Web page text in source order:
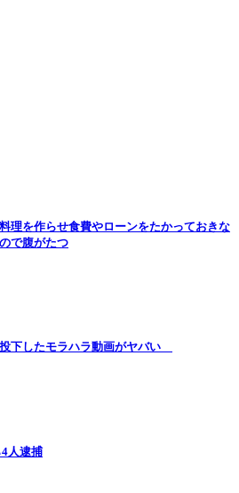
理を作らせ食費やローンをたかっておきな
で腹がたつ
投下したモラハラ動画がヤバい
人逮捕